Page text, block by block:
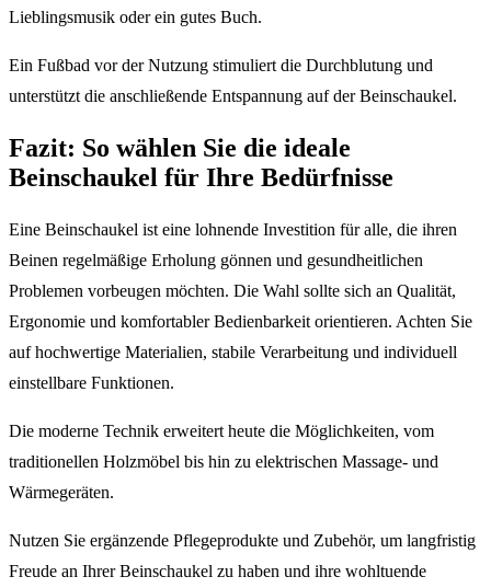
Lieblingsmusik oder ein gutes Buch.
Ein Fußbad vor der Nutzung stimuliert die Durchblutung und
unterstützt die anschließende Entspannung auf der Beinschaukel.
Fazit: So wählen Sie die ideale
Beinschaukel für Ihre Bedürfnisse
Eine Beinschaukel ist eine lohnende Investition für alle, die ihren
Beinen regelmäßige Erholung gönnen und gesundheitlichen
Problemen vorbeugen möchten. Die Wahl sollte sich an Qualität,
Ergonomie und komfortabler Bedienbarkeit orientieren. Achten Sie
auf hochwertige Materialien, stabile Verarbeitung und individuell
einstellbare Funktionen.
Die moderne Technik erweitert heute die Möglichkeiten, vom
traditionellen Holzmöbel bis hin zu elektrischen Massage- und
Wärmegeräten.
Nutzen Sie ergänzende Pflegeprodukte und Zubehör, um langfristig
Freude an Ihrer Beinschaukel zu haben und ihre wohltuende